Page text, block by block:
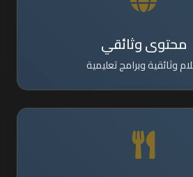
محتوى وثائقي
وثائقية وبرامج تعليمية